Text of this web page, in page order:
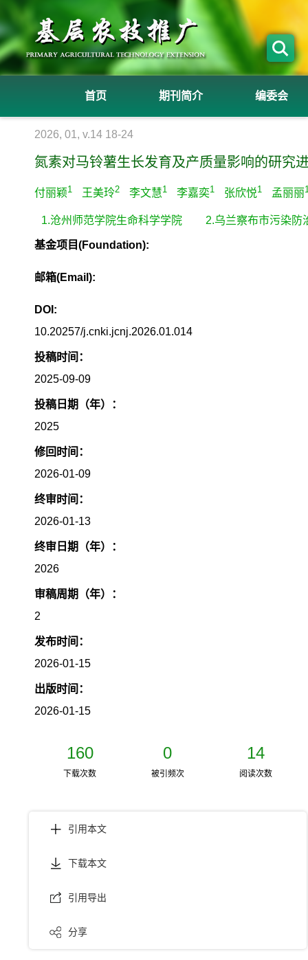
首页 期刊简介 编委会
2026, 01, v.14 18-24
氮素对马铃薯生长发育及产质量影响的研究
付丽颖1 王美玲2 李文慧1 李嘉奕1 张欣悦1 孟丽丽
1.沧州师范学院生命科学学院 2.乌兰察布市污染防
基金项目(Foundation):
邮箱(Email):
DOI:
10.20257/j.cnki.jcnj.2026.01.014
投稿时间：
2025-09-09
投稿日期（年）：
2025
修回时间：
2026-01-09
终审时间：
2026-01-13
终审日期（年）：
2026
审稿周期（年）：
2
发布时间：
2026-01-15
出版时间：
2026-01-15
160 0 14
下载次数 被引频次 阅读次数
引用本文
下载本文
引用导出
分享